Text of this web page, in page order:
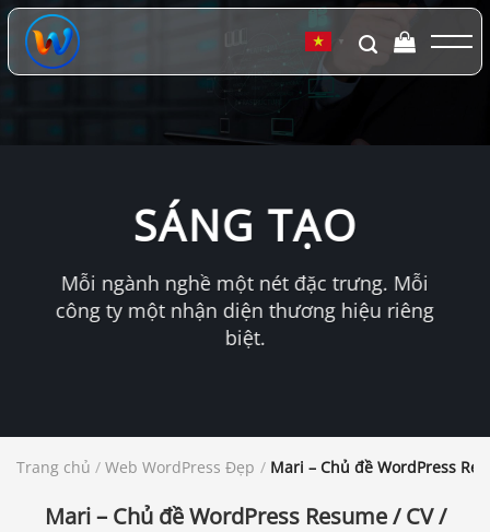
Chuyển
đến
dung
▼
SÁNG TẠO
Mỗi ngành nghề một nét đặc trưng. Mỗi
công ty một nhận diện thương hiệu riêng
biệt.
Trang chủ / Web WordPress Đẹp / Mari – Chủ đề WordPress
Mari – Chủ đề WordPress Resume / CV /